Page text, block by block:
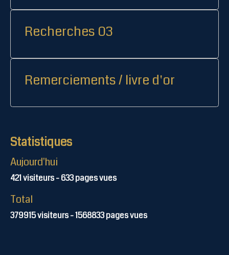
Recherches 03
Remerciements / livre d'or
Statistiques
Aujourd'hui
421visiteurs -633pages vues
Total
379915visiteurs -1568833pages vues